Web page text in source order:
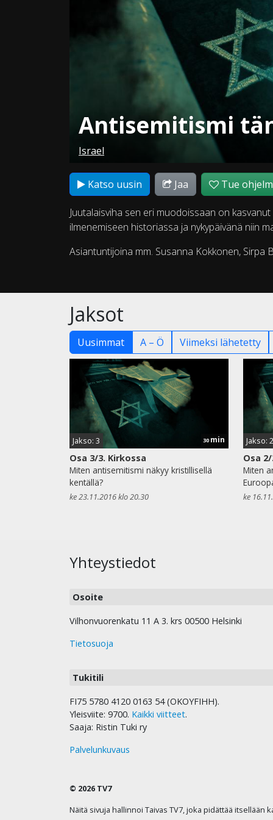
Antisemitismi
Israel
Katso uusin Jaa Tue
Juutalaisviha sen eri muodoissaan on
ilmenemiseen historiassa ja nykypäivänä niin
Asiantuntijoina mm. Susanna Kokkonen, Sirpa
Jaksot
Uusimmat A – Ö Viimeksi lähetetty
Jakso: 3 30 min
Osa 3/3. Kirkossa
Miten antisemitismi näkyy kristillisellä
kentällä?
ke 23.11.2016 klo 20.30
Jakso: 2
Osa
Miten
ke
Yhteystiedot
Osoite
Vilhonvuorenkatu 11 A 3. krs 00500 Helsinki
Tietosuoja
Tukitili
FI75 5780 4120 0163 54 (OKOYFIHH).
Yleisviite: 9700. Kaikki viitteet.
Saaja: Ristin Tuki ry
Palvelunkuvaus
© 2026 TV7
Näitä sivuja hallinnoi Taivas TV7, joka pidättää